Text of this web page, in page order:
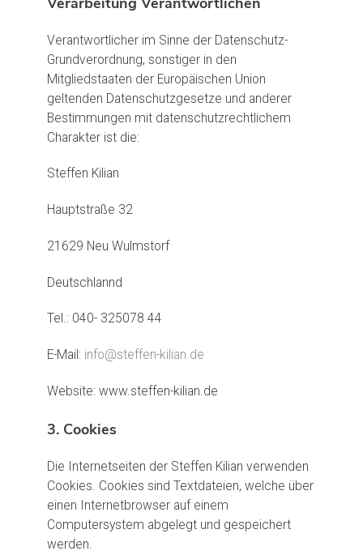
Verantwortlicher im Sinne der Datenschutz-
Grundverordnung, sonstiger in den
Mitgliedstaaten der Europäischen Union
geltenden Datenschutzgesetze und anderer
Bestimmungen mit datenschutzrechtlichem
Charakter ist die:
Steffen Kilian
Hauptstraße 32
21629 Neu Wulmstorf
Deutschlannd
Tel.: 040- 325078 44
E-Mail: info@steffen-kilian.de
Website: www.steffen-kilian.de
3. Cookies
Die Internetseiten der Steffen Kilian verwenden
Cookies. Cookies sind Textdateien, welche über
einen Internetbrowser auf einem
Computersystem abgelegt und gespeichert
werden.